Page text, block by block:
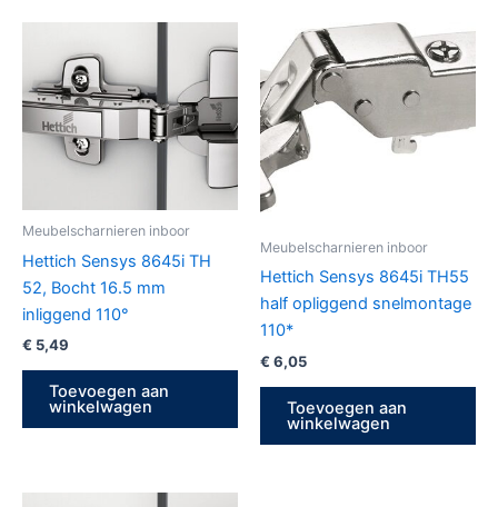
Meubelscharnieren inboor
Hettich Sensys 8645i TH
52, Bocht 16.5 mm
inliggend 110°
€ 5,49
Toevoegen aan
winkelwagen
Meubelscharnieren inboor
Hettich Sensys 8645i TH55
half opliggend snelmontage
110*
€ 6,05
Toevoegen aan
winkelwagen